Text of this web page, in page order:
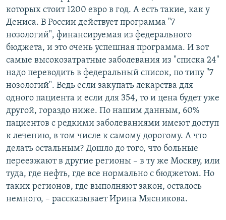
которых стоит 1200 евро в год. А есть такие, как у
Дениса. В России действует программа "7
нозологий", финансируемая из федерального
бюджета, и это очень успешная программа. И вот
самые высокозатратные заболевания из "списка 24"
надо переводить в федеральный список, по типу "7
нозологий". Ведь если закупать лекарства для
одного пациента и если для 354, то и цена будет уже
другой, гораздо ниже. По нашим данным, 60%
пациентов с редкими заболеваниями имеют доступ
к лечению, в том числе к самому дорогому. А что
делать остальным? Дошло до того, что больные
переезжают в другие регионы – в ту же Москву, или
туда, где нефть, где все нормально с бюджетом. Но
таких регионов, где выполняют закон, осталось
немного, – рассказывает Ирина Мясникова.